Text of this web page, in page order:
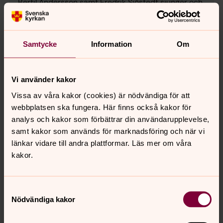
Samtycke Information Om
Vi använder kakor
Vissa av våra kakor (cookies) är nödvändiga för att
webbplatsen ska fungera. Här finns också kakor för
analys och kakor som förbättrar din användarupplevelse,
samt kakor som används för marknadsföring och när vi
länkar vidare till andra plattformar. Läs mer om våra
kakor.
Nödvändiga kakor
Bertil Andersson samt Fredrik Sjöstedt sjunger och
spelar. Pär Lundberg, Birgitta Ekängen. I samarbete
Välkommen på gudstjänst
våra kyrkor. Här hittar ni månadens gudstjänster.
Öppen förskola, Skattkärr
Sångstund, fika och lek i vår fina lekhall. Onsdagar 10.00-
13.00 med sångstund ca 11:30. Varmt välkomna! Sista